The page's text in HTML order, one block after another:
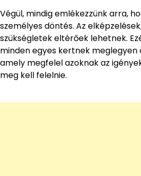
Végül, mindig emlékezzünk arra,
személyes döntés. Az
szükségletek eltérőek lehetnek.
minden egyes kertnek meglegyen
amely megfelel azoknak az
meg kell felelnie.